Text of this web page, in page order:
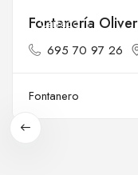
Cerrado
Fontanería Oliver
695 70 97 26
Fontanero